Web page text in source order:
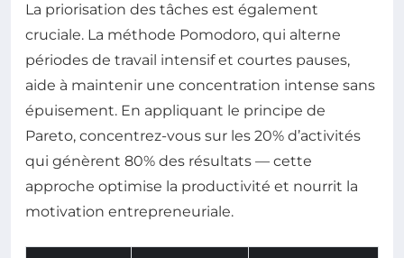
La priorisation des tâches est également
cruciale. La méthode Pomodoro, qui alterne
périodes de travail intensif et courtes pauses,
aide à maintenir une concentration intense sans
épuisement. En appliquant le principe de
Pareto, concentrez-vous sur les 20% d’activités
qui génèrent 80% des résultats — cette
approche optimise la productivité et nourrit la
motivation entrepreneuriale.